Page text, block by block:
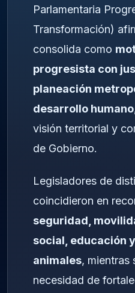
Parlamentaria
Transformación)
consolida como
progresista con
planeación
desarrollo humano
visión territorial y
de Gobierno.
Legisladores de
coincidieron en
seguridad,
social, educación
animales, mientras
necesidad de